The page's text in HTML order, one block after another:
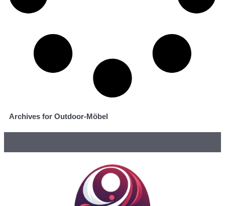
Archives for Outdoor-Möbel